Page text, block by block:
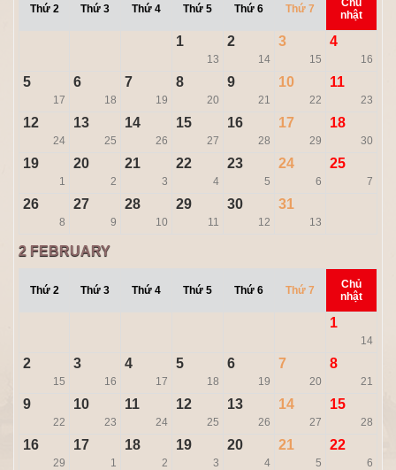
Thứ 2 Thứ 3 Thứ 4 Thứ 5 Thứ 6 Thứ 7
Chủ
nhật
1
13
2
14
3
15
4
16
5
17
6
18
7
19
8
20
9
21
10
22
11
23
12
24
13
25
14
26
15
27
16
28
17
29
18
30
19
1
20
2
21
3
22
4
23
5
24
6
25
7
26
8
27
9
28
10
29
11
30
12
31
13
2 FEBRUARY
Thứ 2 Thứ 3 Thứ 4 Thứ 5 Thứ 6 Thứ 7
Chủ
nhật
1
14
2
15
3
16
4
17
5
18
6
19
7
20
8
21
9
22
10
23
11
24
12
25
13
26
14
27
15
28
16
29
17
1
18
2
19
3
20
4
21
5
22
6